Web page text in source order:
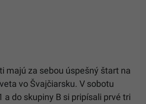
majú za sebou úspešný štart na
vo Švajčiarsku. V sobotu
a do skupiny B si pripísali prvé tri